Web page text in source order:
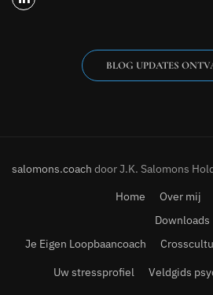
BLOG UPDATES
salomons.coach door J.K. Salomons
Home
Over mij
Downloads
Je Eigen Loopbaancoach
Uw stressprofiel
Veldgids